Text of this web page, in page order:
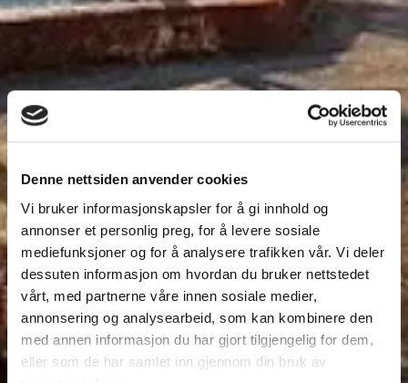
Denne nettsiden anvender cookies
Vi bruker informasjonskapsler for å gi innhold og
annonser et personlig preg, for å levere sosiale
mediefunksjoner og for å analysere trafikken vår. Vi deler
dessuten informasjon om hvordan du bruker nettstedet
vårt, med partnerne våre innen sosiale medier,
annonsering og analysearbeid, som kan kombinere den
med annen informasjon du har gjort tilgjengelig for dem,
eller som de har samlet inn gjennom din bruk av